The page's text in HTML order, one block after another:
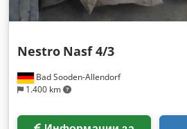
Bad Sooden-Allendorf
1.400 km
Nestro Nasf 4/3